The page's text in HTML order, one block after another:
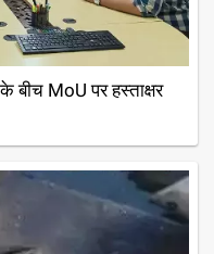
बीच MoU पर हस्ताक्षर